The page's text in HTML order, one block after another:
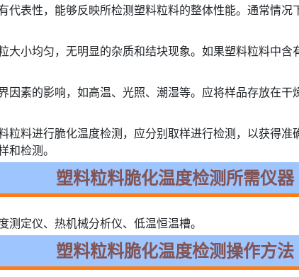
代表性，能够反映所检测塑料粒料的整体性能。通常情
大小均匀，无明显的杂质和结块现象。如果塑料粒料中
因素的影响，如高温、光照、潮湿等。应将样品存放在
粒料进行脆化温度检测，应分别取样进行检测，以获得
检测。
塑料粒料脆化温度检测所需仪器
定仪、热机械分析仪、低温恒温槽。
塑料粒料脆化温度检测操作方法